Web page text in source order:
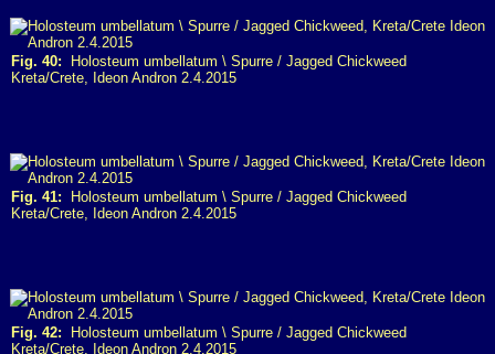
Fig. 40: Holosteum umbellatum \ Spurre / Jagged Chickweed
Kreta/Crete, Ideon Andron 2.4.2015
Fig. 41: Holosteum umbellatum \ Spurre / Jagged Chickweed
Kreta/Crete, Ideon Andron 2.4.2015
Fig. 42: Holosteum umbellatum \ Spurre / Jagged Chickweed
Kreta/Crete, Ideon Andron 2.4.2015